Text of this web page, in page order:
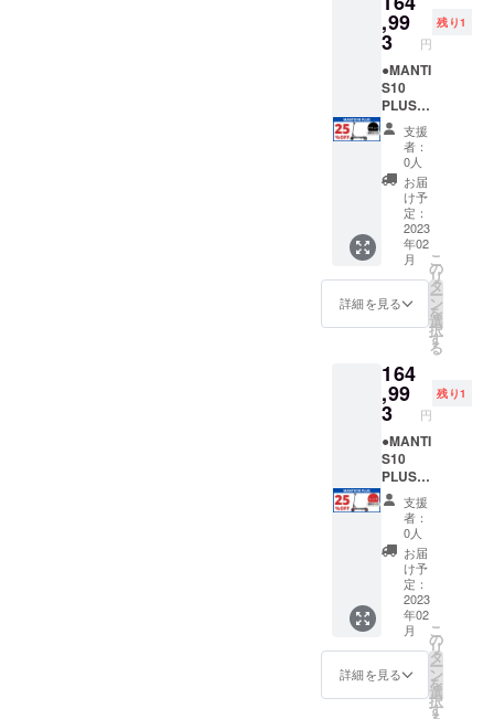
原動機
付自転
車（原
付1種）
となり
ます。
※ 【備
考欄】
の記載
がない
と支援
ができ
ませ
ん。ま
た製品
をお送
りする
ことが
できま
個人情
報は厳
守いた
しま
す。
※ 下記
の文章
をお読
みいた
だき、
ご理解
の上、
ご同意
される
場合
は、下
記の文
章を
【備考
欄】 へ
S10
PLUSに
興味を
持ちご
支援い
ただけ
る方
へ、下
記を必
ずお読
みくだ
さい＞
MANTI
S10
PLUSは
公道仕
様の電
動キッ
クボー
す。法
律上、
原動機
付自転
車（原
付1種）
となり
ます。
※ 【備
考欄】
の記載
がない
と支援
ができ
ませ
ん。ま
た製品
をお送
りする
ことが
プレー
ト登録
に必要
な原動
機付自
転車販
売証明
書は、
PDF形
式でご
登録の
メール
アドレ
ス宛に
お送り
いたし
ます。
＝＝＝
＝＝ ＜
S10
PLUSに
興味を
持ちご
支援い
ただけ
る方
へ、下
記を必
ずお読
みくだ
さい＞
MANTI
S10
PLUSは
公道仕
様の電
動キッ
クボー
ドで
料込）
※発送先
が北海
道・沖
縄県・
離島に
なる場
合は、
追加送
料が必
要で
す。配
送オプ
ション
を必ず
ご購入
下さい
ブルー/
標準タ
台 ※ナ
ンバー
プレー
ト登録
に必要
な原動
機付自
転車販
売証明
書は、
PDF形
式でご
登録の
メール
アドレ
ス宛に
お送り
いたし
ます。
＝＝＝
,99
3 円
残り1
●MANTI
S10
PLUS
＜
25％OF
F＞
【各色
限定1
台】 販
売予定
価格
￥219,9
90（税
込）
→
￥164,9
込・送
料込）
※発送先
が北海
道・沖
縄県・
離島に
なる場
合は、
追加送
料が必
要で
す。配
送オプ
ション
を必ず
ご購入
下さい
ブラッ
ク/標準
支援
者：
0人
お届
け予
定：
2023
年02
月
詳細を見る
こ
の
リ
タ
ー
ン
を
選
択
す
る
164
,99
3 円
残り1
●MANTI
S10
PLUS
＜
25％OF
F＞
【各色
限定1
台】 販
売予定
価格
￥219,9
90（税
込）
→
￥164,9
支援
者：
0人
お届
け予
定：
2023
年02
月
詳細を見る
こ
の
リ
タ
ー
ン
を
選
択
す